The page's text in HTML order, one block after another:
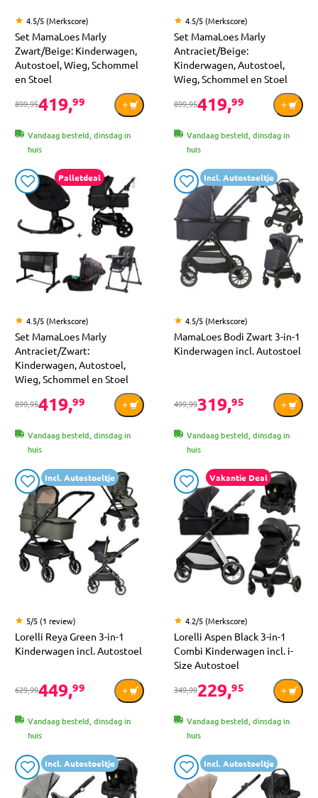
4.5/5 (Merkscore)
Set MamaLoes Marly
Zwart/Beige: Kinderwagen,
Autostoel, Wieg, Schommel
en Stoel
899,95419,99
Vandaag besteld, dinsdag in
huis
4.5/5 (Merkscore)
Set MamaLoes Marly
Antraciet/Beige:
Kinderwagen, Autostoel,
Wieg, Schommel en Stoel
899,95419,99
Vandaag besteld, dinsdag in
huis
Palletdeal
4.5/5 (Merkscore)
Set MamaLoes Marly
Antraciet/Zwart:
Kinderwagen, Autostoel,
Wieg, Schommel en Stoel
899,95419,99
Vandaag besteld, dinsdag in
huis
Incl. Autostoeltje
4.5/5 (Merkscore)
MamaLoes Bodi Zwart 3-in-1
Kinderwagen incl. Autostoel
499,99319,95
Vandaag besteld, dinsdag in
huis
Incl. Autostoeltje
5/5 (1 review)
Lorelli Reya Green 3-in-1
Kinderwagen incl. Autostoel
629,99449,99
Vandaag besteld, dinsdag in
huis
Vakantie Deal
4.2/5 (Merkscore)
Lorelli Aspen Black 3-in-1
Combi Kinderwagen incl. i-
Size Autostoel
349,99229,95
Vandaag besteld, dinsdag in
huis
Incl. Autostoeltje Incl. Autostoeltje